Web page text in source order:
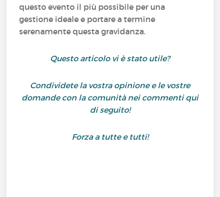
questo evento il più possibile per una
gestione ideale e portare a termine
serenamente questa gravidanza.
Questo articolo vi è stato utile?
Condividete la vostra opinione e le vostre
domande con la comunità nei commenti qui
di seguito!
Forza a tutte e tutti!